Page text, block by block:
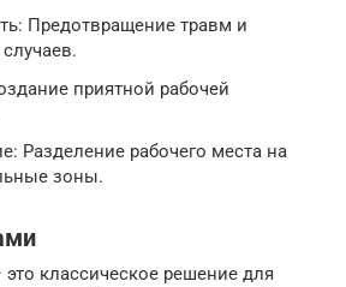
Предотвращение травм и
приятной рабочей
Разделение рабочего места на
зоны.
классическое решение для